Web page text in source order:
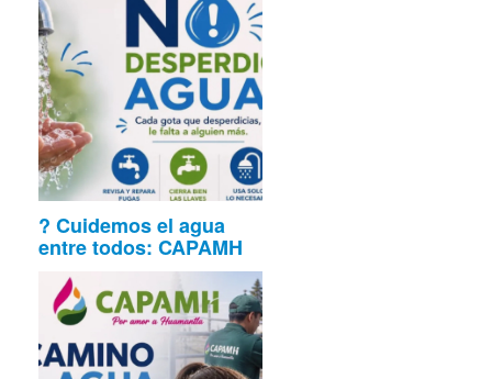
? Cuidemos el agua
entre todos: CAPAMH